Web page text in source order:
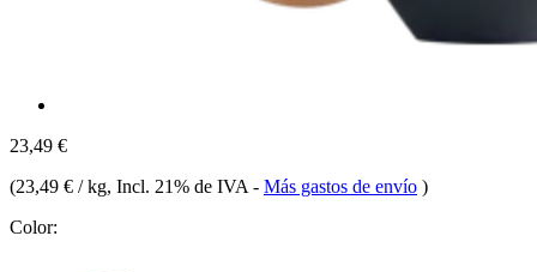
23,49 €
(23,49 € / kg, Incl. 21% de IVA - Más gastos de envío )
Color: